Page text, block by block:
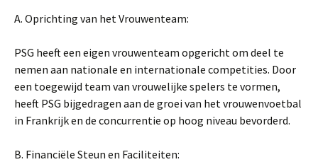
A. Oprichting van het Vrouwenteam:
PSG heeft een eigen vrouwenteam opgericht om deel te
nemen aan nationale en internationale competities. Door
een toegewijd team van vrouwelijke spelers te vormen,
heeft PSG bijgedragen aan de groei van het vrouwenvoetbal
in Frankrijk en de concurrentie op hoog niveau bevorderd.
B. Financiële Steun en Faciliteiten: